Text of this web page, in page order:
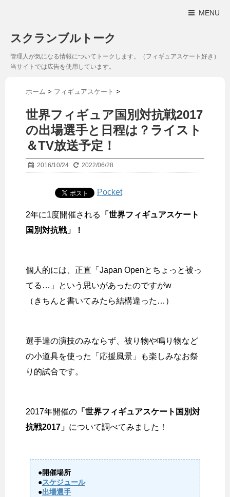
MENU
スクランブルトーク
管理人が気になる情報についてトークします。（フィギュアスケート好き）
当サイトでは広告を使用しています。
ホーム > フィギュアスケート >
世界フィギュア国別対抗戦2017
の出場選手と日程は？ライスト
＆TV放送予定！
2016/10/24 2022/06/28
Pocket
2年に1度開催される
「世界フィギュアスケート
国別対抗戦」！
個人的には、正直「Japan Openとちょっと被っ
てる…」という思いがあったのですがw
（きちんと書いてみたら結構違った…）
選手達の演技のみならず、被り物や鳴り物など
の小道具を使った「応援風景」も楽しみなお祭
り的試合です。
2017年開催の 「世界フィギュアスケート国別対
抗戦2017」 について調べてみました！
●開催場所
●スケジュール
●出場選手